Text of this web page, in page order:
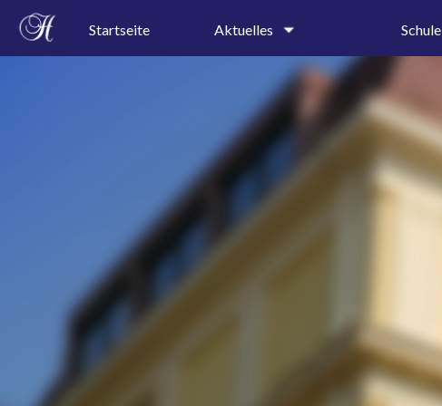
Startseite Aktuelles
Terminkalender
Speiseplan
Ferienkalender
A-B-Wochenkalender
Pressespiegel
Schule
Kollegium
Schulleitung &
Sekretariat
Prävention
Schulordnung
Schulkalender